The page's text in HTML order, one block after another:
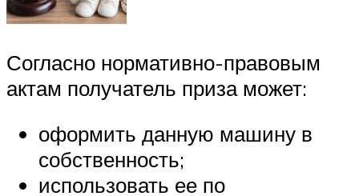
Согласно нормативно-правовым
актам получатель приза может:
оформить данную машину в
собственность;
использовать ее по